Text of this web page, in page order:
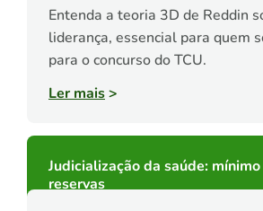
Entenda a teoria 3D de Reddin
liderança, essencial para quem
para o concurso do TCU.
Ler mais>
Judicialização da saúde:
reservas